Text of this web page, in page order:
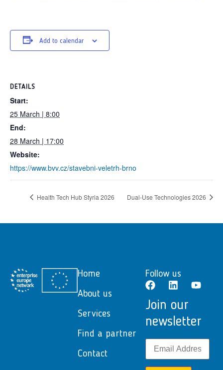
Add to calendar
DETAILS
Start:
25 March | 8:00
End:
28 March | 17:00
Website:
https://www.bvv.cz/stavebni-veletrh-brno
Health Tech Hub Styria 2026 Dual-Use Technologies 2026
Home
About us
Services
Find a partner
Contact
Follow us
Join our
newsletter